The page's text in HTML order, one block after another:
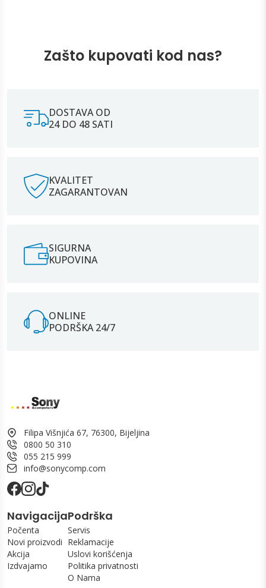
Zašto kupovati kod nas?
DOSTAVA OD
24 DO 48 SATI
KVALITET
ZAGARANTOVAN
SIGURNA
KUPOVINA
ONLINE
PODRŠKA 24/7
Filipa Višnjića 67, 76300, Bijeljina
0800 50 310
055 215 999
info@sonycomp.com
Navigacija
Počenta
Novi proizvodi
Akcija
Izdvajamo
Podrška
Servis
Reklamacije
Uslovi korišćenja
Politika privatnosti
O Nama